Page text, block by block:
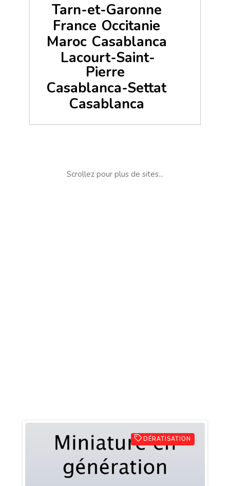
Tarn-et-Garonne
France Occitanie
Maroc Casablanca
Lacourt-Saint-
Pierre
Casablanca-Settat
Casablanca
Scrollez pour plus de sites...
DÉRATISATION